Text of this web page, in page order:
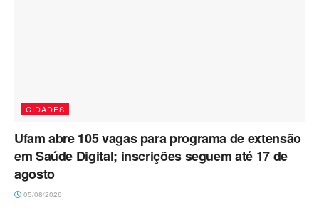
CIDADES
Ufam abre 105 vagas para programa de extensão
em Saúde Digital; inscrições seguem até 17 de
agosto
05/08/2026